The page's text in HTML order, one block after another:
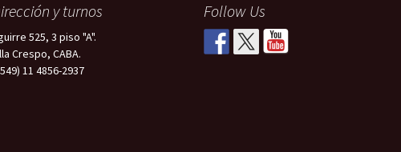
y turnos
525, 3 piso "A".
Crespo, CABA.
11 4856-2937
Follow Us